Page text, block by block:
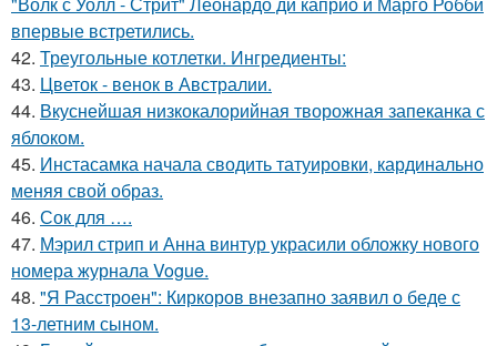
впервые встретились.
42. Треугольные котлетки. Ингредиенты:
43. Цветок - венок в Австралии.
44. Вкуснейшая низкокалорийная творожная запеканка с
яблоком.
45. Инстасамка начала сводить татуировки, кардинально
меняя свой образ.
46. Сок для ….
47. Мэрил стрип и Анна винтур украсили обложку нового
номера журнала Vogue.
48. "Я Расстроен": Киркоров внезапно заявил о беде с
13-летним сыном.